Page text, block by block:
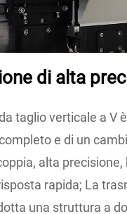
di alta
taglio verticale a V
e di un
alta
rapida; La
una struttura a